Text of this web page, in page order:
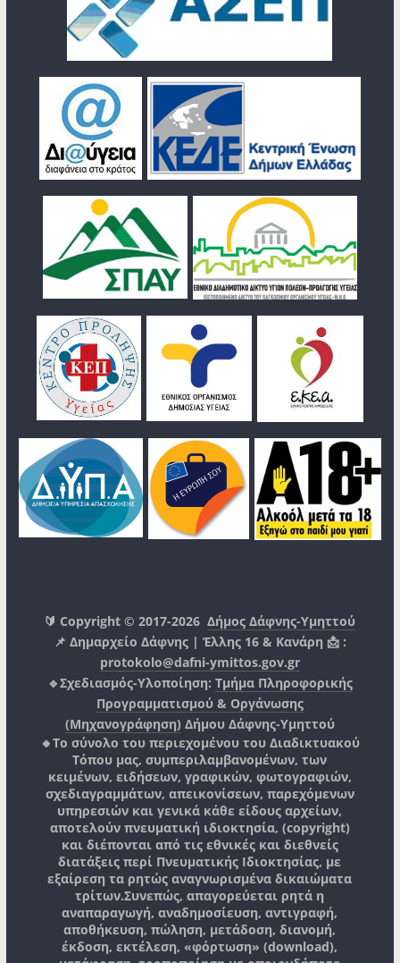
🔰 Copyright © 2017-2026Δήμος Δάφνης-Υμηττού
📌 Δημαρχείο Δάφνης | Έλλης 16 & Κανάρη 📩 :
protokolo@dafni-ymittos.gov.gr
🔹Σχεδιασμός-Υλοποίηση: Τμήμα Πληροφορικής
Προγραμματισμού & Οργάνωσης
(Μηχανογράφηση) Δήμου Δάφνης-Υμηττού
🔸Το σύνολο του περιεχομένου του Διαδικτυακού
Τόπου μας, συμπεριλαμβανομένων, των
κειμένων, ειδήσεων, γραφικών, φωτογραφιών,
σχεδιαγραμμάτων, απεικονίσεων, παρεχόμενων
υπηρεσιών και γενικά κάθε είδους αρχείων,
αποτελούν πνευματική ιδιοκτησία, (copyright)
και διέπονται από τις εθνικές και διεθνείς
διατάξεις περί Πνευματικής Ιδιοκτησίας, με
εξαίρεση τα ρητώς αναγνωρισμένα δικαιώματα
τρίτων.Συνεπώς, απαγορεύεται ρητά η
αναπαραγωγή, αναδημοσίευση, αντιγραφή,
αποθήκευση, πώληση, μετάδοση, διανομή,
έκδοση, εκτέλεση, «φόρτωση» (download),